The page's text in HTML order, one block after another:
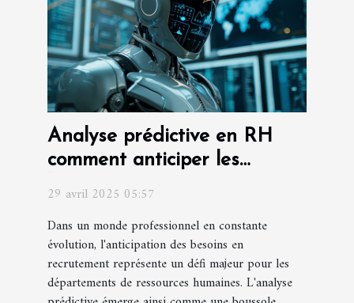
Analyse prédictive en RH
comment anticiper les
besoins en recrutement
29 avril 2025 05:57
Dans un monde professionnel en constante
évolution, l'anticipation des besoins en
recrutement représente un défi majeur pour les
départements de ressources humaines. L'analyse